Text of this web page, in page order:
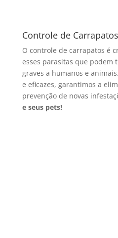
Controle de Carrapatos
O controle de carrapatos é
esses parasitas que podem
graves a humanos e
e eficazes, garantimos a
prevenção de novas
e seus pets!